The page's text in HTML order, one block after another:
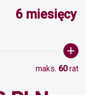
wartość 6,
6 miesięcy
maks. 60rat